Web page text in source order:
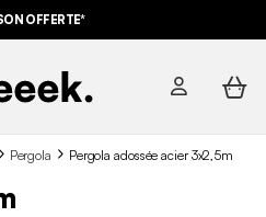
OFFERTE*
Pergola Pergola adossée acier 3x2,5m